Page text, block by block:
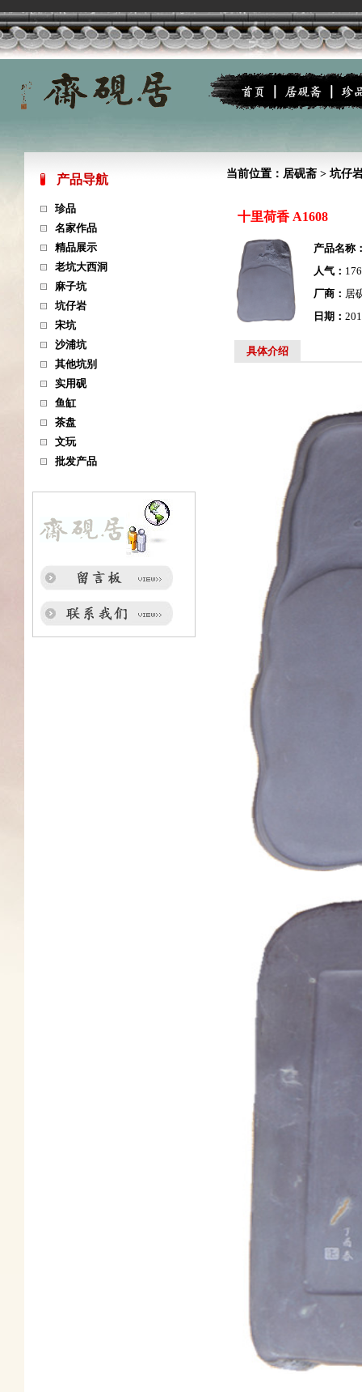
产品导航
珍品
名家作品
精品展示
老坑大西洞
麻子坑
坑仔岩
宋坑
沙浦坑
其他坑别
实用砚
鱼缸
茶盘
文玩
批发产品
当前位置： 居砚斋 >坑仔
十里荷香 A1608
产品名称
人气：
厂商： 居
日期：
具体介绍